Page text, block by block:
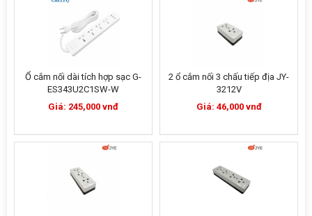
Ổ cắm nối dài tích hợp sạc G-
ES343U2C1SW-W
Giá: 245,000 vnđ
2 ổ cắm nối 3 chấu tiếp địa JY-
3212V
Giá: 46,000 vnđ